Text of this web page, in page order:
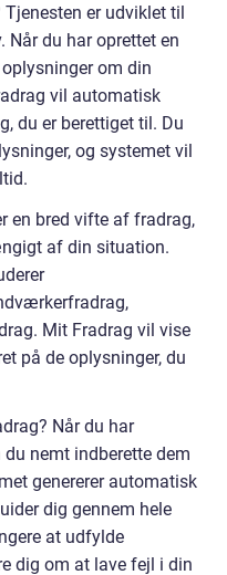
er udviklet til
du har oprettet en
om din
vil automatisk
du er berettiget til. Du
og systemet vil
en bred vifte af fradrag,
af din situation.
Mit Fradrag vil vise
på de oplysninger, du
Når du har
nemt indberette dem
genererer automatisk
dig gennem hele
at udfylde
dig om at lave fejl i din